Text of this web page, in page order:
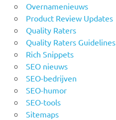
Overnamenieuws
Product Review Updates
Quality Raters
Quality Raters Guidelines
Rich Snippets
SEO nieuws
SEO-bedrijven
SEO-humor
SEO-tools
Sitemaps